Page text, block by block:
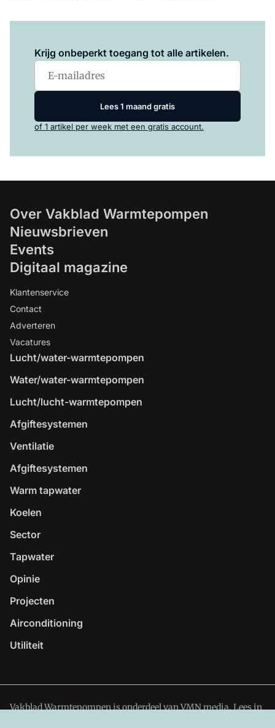
Krijg onbeperkt toegang tot alle artikelen.
Lees 1 maand gratis
of 1 artikel per week met een gratis account.
Over Vakblad Warmtepompen
Nieuwsbrieven
Events
Digitaal magazine
Klantenservice
Contact
Adverteren
Vacatures
Lucht/water-warmtepompen
Water/water-warmtepompen
Lucht/lucht-warmtepompen
Afgiftesystemen
Ventilatie
Afgiftesystemen
Warm tapwater
Koelen
Sector
Tapwater
Opinie
Projecten
Airconditioning
Utiliteit
Vakblad Warmtepompen is onderdeel van VMN media. Lees in